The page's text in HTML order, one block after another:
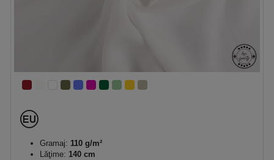
Gramaj: 110 g/m²
Lăţime: 140 cm